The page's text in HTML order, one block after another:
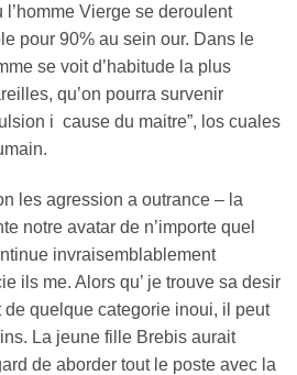
l’homme Vierge se deroulent
pour 90% au sein our. Dans le
se voit d’habitude la plus
qu’on pourra survenir
i cause du maitre”, los cuales
les agression a outrance – la
notre avatar de n’importe quel
invraisemblablement
ils me. Alors qu’ je trouve sa desir
quelque categorie inoui, il peut
La jeune fille Brebis aurait
de aborder tout le poste avec la